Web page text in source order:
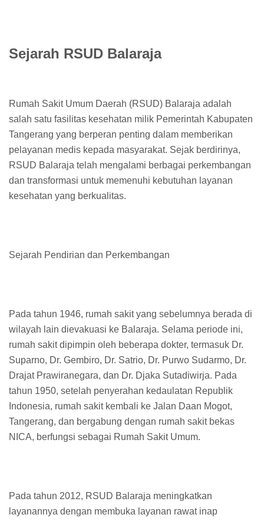
Sejarah RSUD Balaraja
Rumah Sakit Umum Daerah (RSUD) Balaraja adalah
salah satu fasilitas kesehatan milik Pemerintah Kabupaten
Tangerang yang berperan penting dalam memberikan
pelayanan medis kepada masyarakat. Sejak berdirinya,
RSUD Balaraja telah mengalami berbagai perkembangan
dan transformasi untuk memenuhi kebutuhan layanan
kesehatan yang berkualitas.
Sejarah Pendirian dan Perkembangan
Pada tahun 1946, rumah sakit yang sebelumnya berada di
wilayah lain dievakuasi ke Balaraja. Selama periode ini,
rumah sakit dipimpin oleh beberapa dokter, termasuk Dr.
Suparno, Dr. Gembiro, Dr. Satrio, Dr. Purwo Sudarmo, Dr.
Drajat Prawiranegara, dan Dr. Djaka Sutadiwirja. Pada
tahun 1950, setelah penyerahan kedaulatan Republik
Indonesia, rumah sakit kembali ke Jalan Daan Mogot,
Tangerang, dan bergabung dengan rumah sakit bekas
NICA, berfungsi sebagai Rumah Sakit Umum.
Pada tahun 2012, RSUD Balaraja meningkatkan
layanannya dengan membuka layanan rawat inap